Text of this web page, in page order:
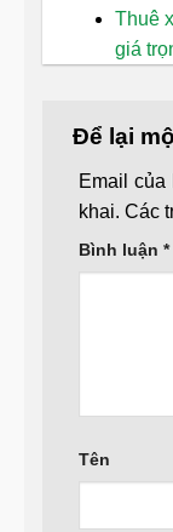
Thuê
giá
Để lại
Email
khai. Các
Bình luận *
Tên